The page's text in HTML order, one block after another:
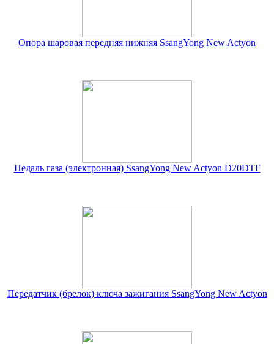
Опора шаровая передняя нижняя SsangYong New Actyon
Педаль газа (электронная) SsangYong New Actyon D20DTF
Передатчик (брелок) ключа зажигания SsangYong New Actyon